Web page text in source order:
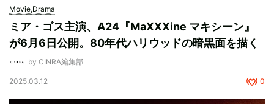
Movie,Drama
ミア・ゴス主演、A24『MaXXXine マキシーン』
が6月6日公開。80年代ハリウッドの暗黒面を描く
by CINRA編集部
2025.03.12 0